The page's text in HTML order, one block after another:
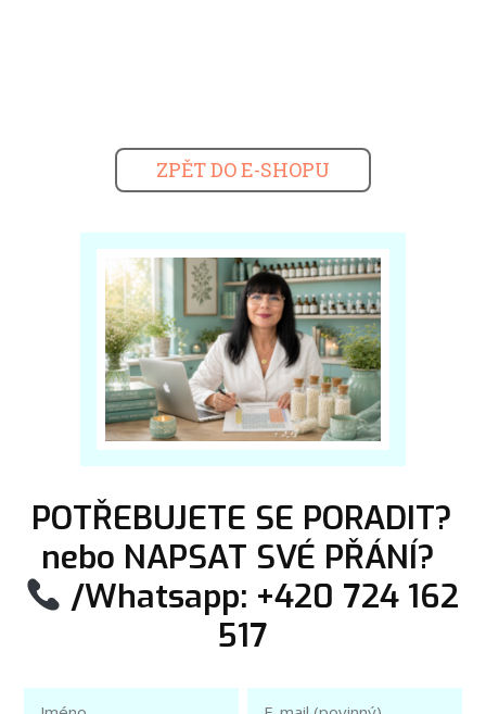
ZPĚT DO E-SHOPU
POTŘEBUJETE SE PORADIT?
nebo NAPSAT SVÉ PŘÁNÍ?
/Whatsapp: +420 724 162
517